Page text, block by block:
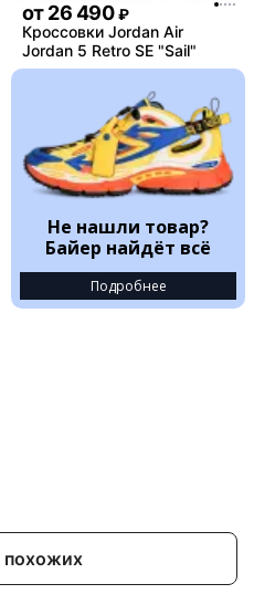
от26 490 ₽
Кроссовки Jordan Air
Jordan 5 Retro SE "Sail"
Не нашли товар?
Байер найдёт всё
Подробнее